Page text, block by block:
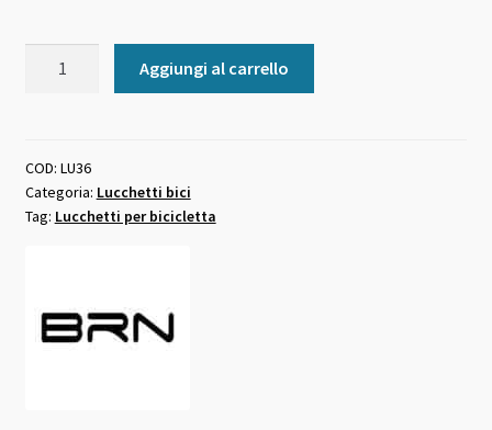
robusto
quantità
Aggiungi al carrello
COD: LU36
Categoria: Lucchetti bici
Tag: Lucchetti per bicicletta